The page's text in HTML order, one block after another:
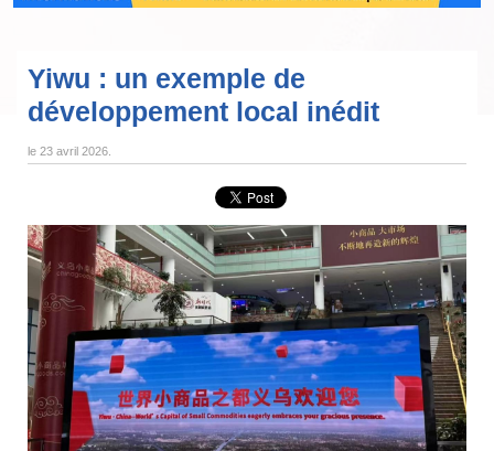
Yiwu : un exemple de
développement local inédit
le 23 avril 2026